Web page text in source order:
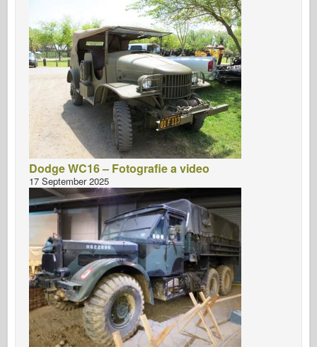
Dodge WC16 – Fotografie a video
17 September 2025